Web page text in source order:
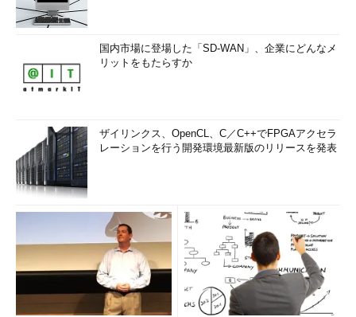
国内市場に登場した「SD-WAN」、企業にどんなメ
リットをもたらすか
ザイリンクス、OpenCL、C／C++でFPGAアクセラ
レーションを行う開発環境最新版のリリースを発表